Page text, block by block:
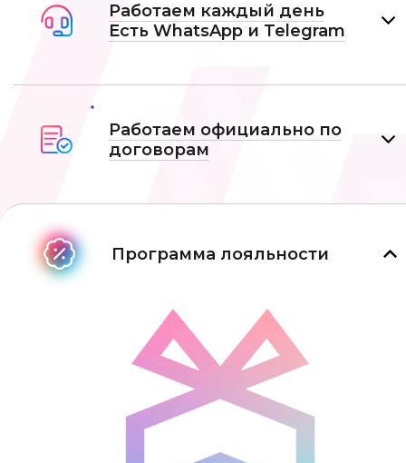
Работаем каждый день
Есть WhatsApp и Telеgram
Работаем официально по
договорам
Программа лояльности